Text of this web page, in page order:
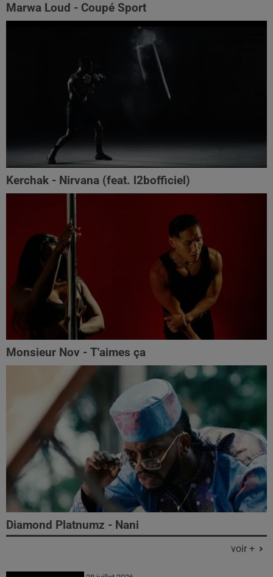
Marwa Loud - Coupé Sport
Kerchak - Nirvana (feat. ‪l2bofficiel‬)
Monsieur Nov - T'aimes ça
Diamond Platnumz - Nani
voir +